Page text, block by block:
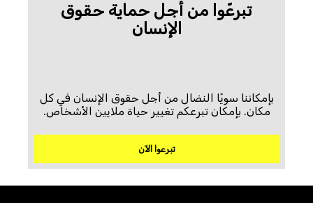
تبرعّوا من أجل حماية حقوق
الإنسان
بإمكاننا سويًا النضال من أجل حقوق الإنسان في كل
مكان. بإمكان تبرعكم تغيير حياة ملايين الأشخاص.
تبرعوا الآن